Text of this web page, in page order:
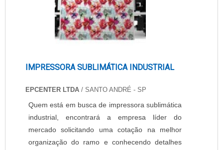
IMPRESSORA SUBLIMÁTICA INDUSTRIAL
EPCENTER LTDA / SANTO ANDRÉ - SP
Quem está em busca de impressora sublimática
industrial, encontrará a empresa líder do
mercado solicitando uma cotação na melhor
organização do ramo e conhecendo detalhes